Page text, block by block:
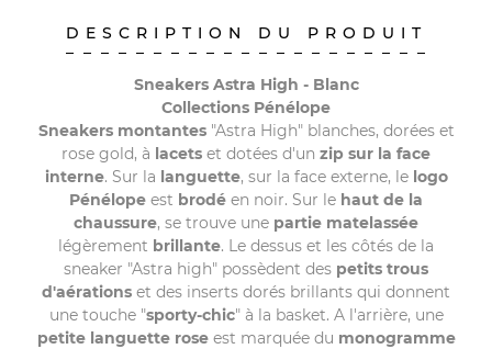
DESCRIPTION DU PRODUIT
Sneakers Astra High - Blanc
Collections Pénélope
Sneakers montantes"Astra High" blanches, dorées et
rose gold, à lacets et dotées d'un zip sur la face
interne. Sur la languette, sur la face externe, le logo
Pénélope est brodé en noir. Sur le haut de la
chaussure, se trouve une partie matelassée
légèrement brillante. Le dessus et les côtés de la
sneaker "Astra high" possèdent des petits trous
d'aérations et des inserts dorés brillants qui donnent
une touche "sporty-chic" à la basket. A l'arrière, une
petite languette roseest marquée du monogramme